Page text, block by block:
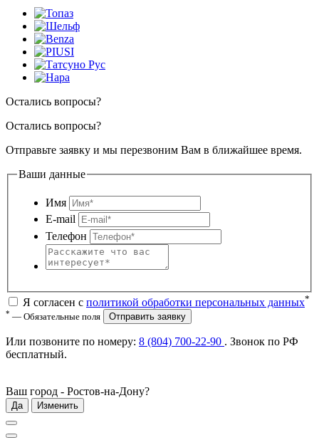
Остались вопросы?
Остались вопросы?
Отправьте заявку и мы перезвоним Вам в ближайшее время.
Ваши данные
Имя
E-mail
Телефон
Я согласен с политикой обработки персональных данных*
* — Обязательные поля Отправить заявку
Или позвоните по номеру: 8 (804) 700-22-90 . Звонок по РФ
бесплатный.
Ваш город - Ростов-на-Дону?
Да Изменить